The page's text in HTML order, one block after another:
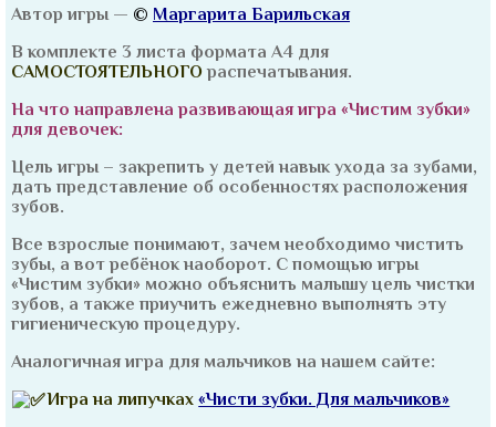
липучках
зубки»
-
девочек
Автор игры — © Маргарита Барильская
В комплекте 3 листа формата А4 для
САМОСТОЯТЕЛЬНОГОраспечатывания.
На что направлена развивающая игра «Чистим зубки»
для девочек:
Цель игры – закрепить у детей навык ухода за зубами,
дать представление об особенностях расположения
зубов.
Все взрослые понимают, зачем необходимо чистить
зубы, а вот ребёнок наоборот. С помощью игры
«Чистим зубки» можно объяснить малышу цель чистки
зубов, а также приучить ежедневно выполнять эту
гигиеническую процедуру.
Аналогичная игра для мальчиков на нашем сайте:
Игра на липучках«Чисти зубки. Для мальчиков»